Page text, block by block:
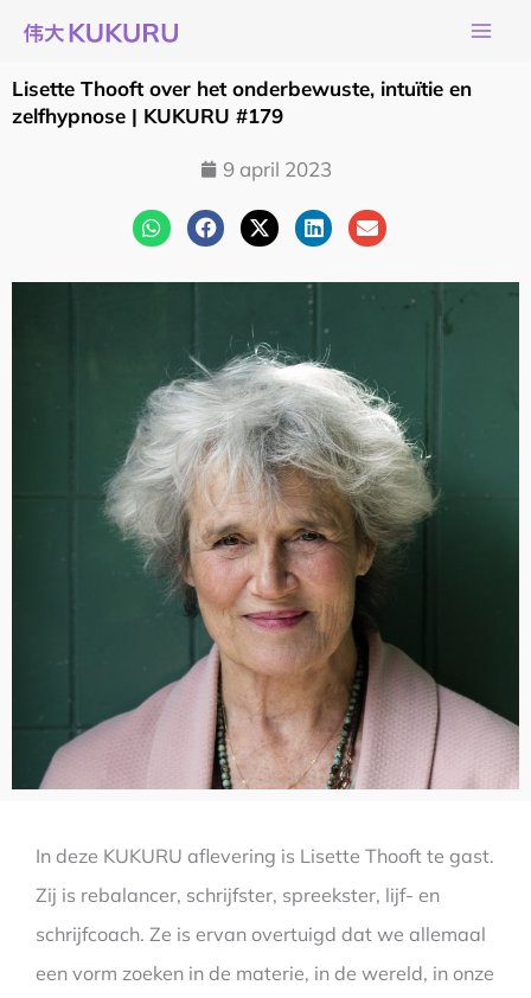
naar
de
inhoud
Lisette Thooft over het onderbewuste, intuïtie en
zelfhypnose | KUKURU #179
9 april 2023
In deze KUKURU aflevering is Lisette Thooft te gast.
Zij is rebalancer, schrijfster, spreekster, lijf- en
schrijfcoach. Ze is ervan overtuigd dat we allemaal
een vorm zoeken in de materie, in de wereld, in onze